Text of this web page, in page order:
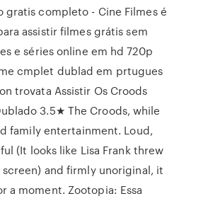
gratis completo - Cine Filmes é
assistir filmes grátis sem
e séries online em hd 720p
cmplet dublad em prtugues
trovata Assistir Os Croods
3.5★ The Croods, while
family entertainment. Loud,
(It looks like Lisa Frank threw
and firmly unoriginal, it
a moment. Zootopia: Essa